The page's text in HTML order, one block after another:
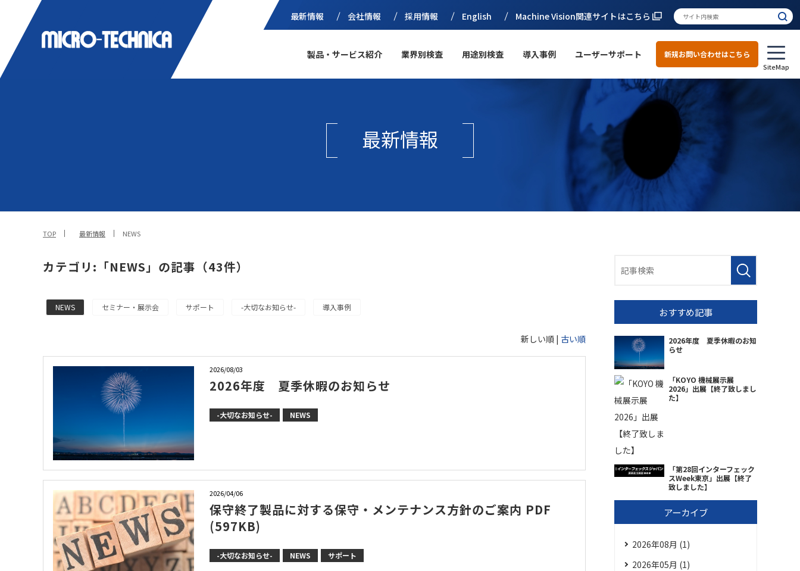
最新情報 会社情報 採用情報 English Machine Vision関連サイトはこちら
製品・サービス紹介 業界別検査 用途別検査 導入事例 ユーザーサポート 新規お問い合わせはこちら
最新情報
TOP 最新情報 NEWS
カテゴリ:「NEWS」の記事（43件）
NEWS セミナー・展示会 サポート -大切なお知らせ- 導入事例
新しい順 | 古い順
2026/08/03
2026年度 夏季休暇のお知らせ
-大切なお知らせ- NEWS
2026/04/06
保守終了製品に対する保守・メンテナンス方針のご案内 PDF
(597KB)
-大切なお知らせ- NEWS サポート
おすすめ記事
2026年度 夏季休暇のお知
らせ
「KOYO 機械展示展
2026」出展【終了致しまし
た】
「第28回インターフェック
スWeek東京」出展【終了
致しました】
アーカイブ
2026年08月 (1)
2026年05月 (1)